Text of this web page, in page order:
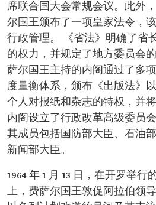
席联合国大会常规会议。此外
尔国王颁布了一项皇家法令，
行政管理。 《省法》明确了省
的权力，并规定了地方委员会
萨尔国王主持的内阁通过了多
度量衡体系，颁布《出版法》
个人对报纸和杂志的特权，并
内阁设立了行政改革高级委员
其成员包括国防部大臣、石油
新闻部大臣。
1964 年 1 月 13 日，在开罗举
上，费萨尔国王敦促阿拉伯领